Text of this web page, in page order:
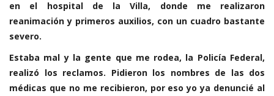
en el hospital de la Villa, donde me realizaron
reanimación y primeros auxilios, con un cuadro bastante
severo.
Estaba mal y la gente que me rodea, la Policía Federal,
realizó los reclamos. Pidieron los nombres de las dos
médicas que no me recibieron, por eso yo ya denuncié al